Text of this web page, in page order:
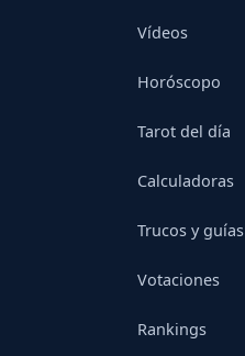
Vídeos
Horóscopo
Tarot del día
Calculadoras
Trucos y guías
Votaciones
Rankings